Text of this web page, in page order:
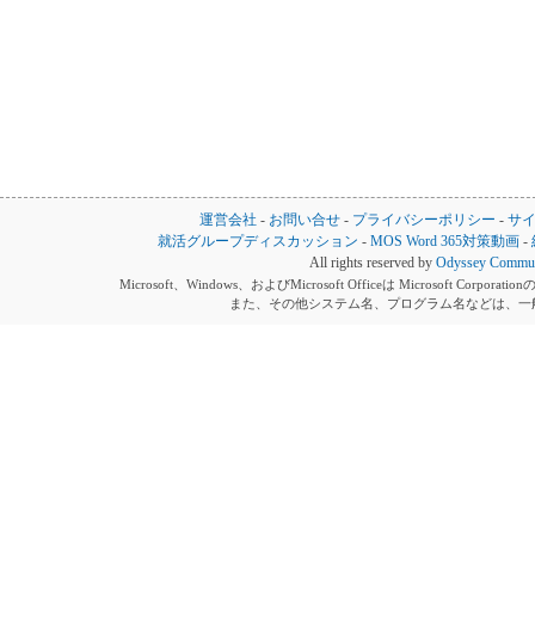
運営会社 - お問い合せ - プライバシーポリシー - サ
就活グループディスカッション -MOS Word 365対策動画 -
All rights reserved by Odyssey
Microsoft、Windows、およびMicrosoft Officeは Microsoft Corporation
また、その他システム名、プログラム名などは、